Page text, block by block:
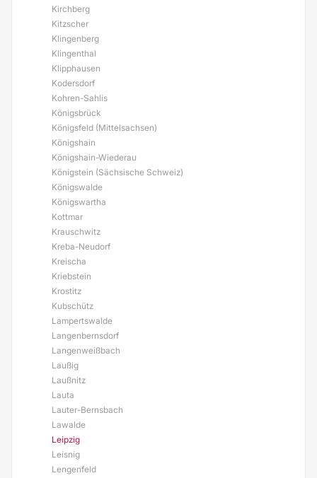
Kirchberg
Kitzscher
Klingenberg
Klingenthal
Klipphausen
Kodersdorf
Kohren-Sahlis
Königsbrück
Königsfeld (Mittelsachsen)
Königshain
Königshain-Wiederau
Königstein (Sächsische Schweiz)
Königswalde
Königswartha
Kottmar
Krauschwitz
Kreba-Neudorf
Kreischa
Kriebstein
Krostitz
Kubschütz
Lampertswalde
Langenbernsdorf
Langenweißbach
Laußig
Laußnitz
Lauta
Lauter-Bernsbach
Lawalde
Leipzig
Leisnig
Lengenfeld